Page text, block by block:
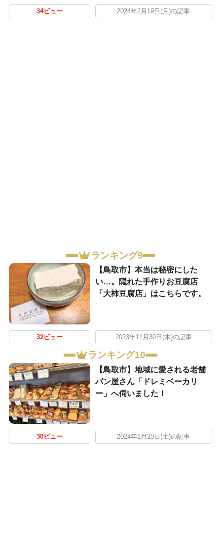
34ビュー 2024年2月19日(月)の記事
ランキング9
【鳥取市】本当は秘密にした
い…。隠れた手作りお豆腐店
「大柿豆腐店」はこちらです。
32ビュー 2023年11月30日(木)の記事
ランキング10
【鳥取市】地域に愛される老舗
パン屋さん「ドレミベーカリ
ー」へ伺いました！
30ビュー 2024年1月20日(土)の記事